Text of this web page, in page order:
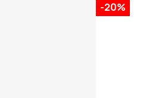
-20%